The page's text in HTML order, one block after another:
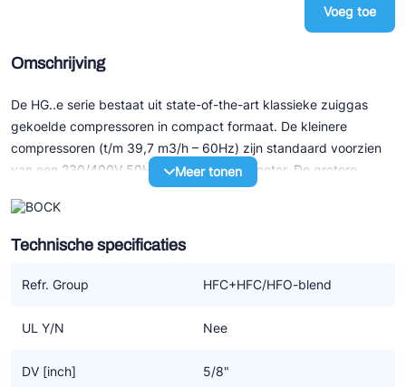
Voeg toe
Omschrijving
De HG..e serie bestaat uit state-of-the-art klassieke zuiggas
gekoelde compressoren in compact formaat. De kleinere
compressoren (t/m 39,7 m3/h – 60Hz) zijn standaard voorzien
van een 230/400V 50Hz 3-fasen elektromotor. De grotere
modellen (v.a. 41,3 m3/h – 50Hz) hebben allen een 3x400V
50Hz part winding motor.
Speciale eigenschappen:
- Uitstekend loopcomfort
- Onderhoudsvriendelijk door o.a. gemakkelijk te verwisselen
- Een oliepomp, derhalve zeer geschikt voor toerenregeling met
Meer tonen
Technische specificaties
Refr. Group HFC+HFC/HFO-blend
UL Y/N Nee
DV [inch] 5/8"